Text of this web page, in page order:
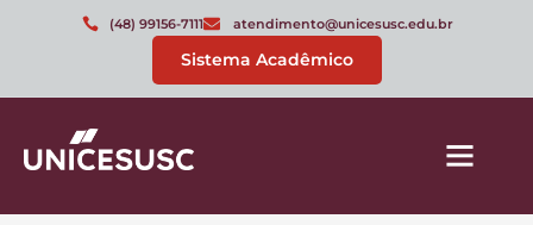
(48) 99156-7111 atendimento@unicesusc.edu.br
Sistema Acadêmico